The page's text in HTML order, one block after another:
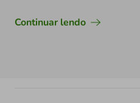
Continuar lendo